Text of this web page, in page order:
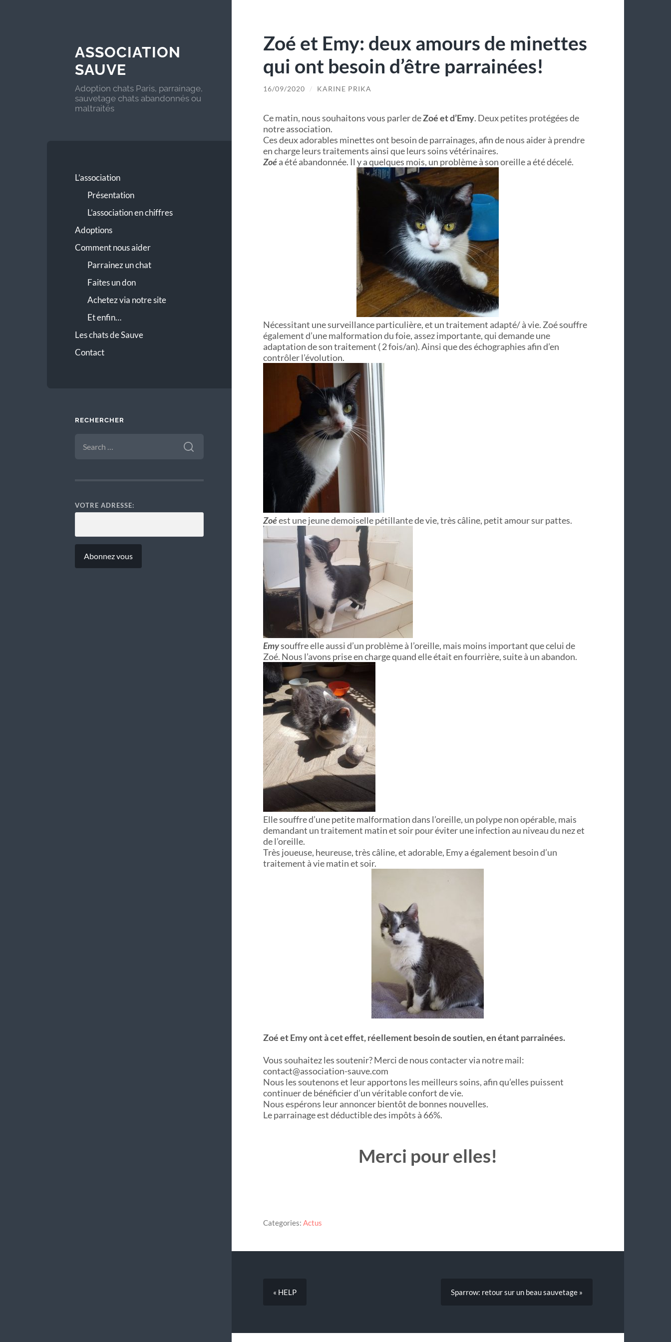
ASSOCIATION
SAUVE
Adoption chats Paris, parrainage,
sauvetage chats abandonnés ou
maltraités
L’association
Présentation
L’association en chiffres
Adoptions
Comment nous aider
Parrainez un chat
Faites un don
Achetez via notre site
Et enfin…
Les chats de Sauve
Contact
RECHERCHER
FOR:
VOTRE ADRESSE:
Zoé et Emy: deux amours de minettes
qui ont besoin d’être parrainées!
16/09/2020 / KARINE PRIKA
Ce matin, nous souhaitons vous parler deZoé et d’Emy. Deux petites protégées de
notre association.
Ces deux adorables minettes ont besoin de parrainages, afin de nous aider à prendre
en charge leurs traitements ainsi que leurs soins vétérinaires.
Zoéa été abandonnée. Il y a quelques mois, un problème à son oreille a été décelé.
Nécessitant une surveillance particulière, et un traitement adapté/ à vie. Zoé souffre
également d’une malformation du foie, assez importante, qui demande une
adaptation de son traitement ( 2 fois/an). Ainsi que des échographies afin d’en
contrôler l’évolution.
Zoéest une jeune demoiselle pétillante de vie, très câline, petit amour sur pattes.
Emysouffre elle aussi d’un problème à l’oreille, mais moins important que celui de
Zoé. Nous l’avons prise en charge quand elle était en fourrière, suite à un abandon.
Elle souffre d’une petite malformation dans l’oreille, un polype non opérable, mais
demandant un traitement matin et soir pour éviter une infection au niveau du nez et
de l’oreille.
Très joueuse, heureuse, très câline, et adorable, Emy a également besoin d’un
traitement à vie matin et soir.
Zoé et Emy ont à cet effet, réellement besoin de soutien, en étant parrainées.
Vous souhaitez les soutenir? Merci de nous contacter via notre mail:
contact@association-sauve.com
Nous les soutenons et leur apportons les meilleurs soins, afin qu’elles puissent
continuer de bénéficier d’un véritable confort de vie.
Nous espérons leur annoncer bientôt de bonnes nouvelles.
Le parrainage est déductible des impôts à 66%.
Merci pour elles!
Categories: Actus
« HELP Sparrow: retour sur un beau sauvetage »